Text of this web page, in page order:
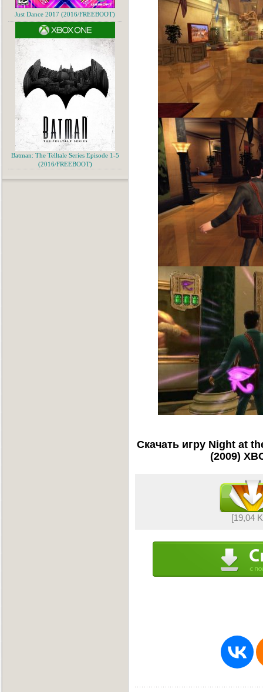
Скачать игру Night at
(2009)
[19,04
Just Dance 2017 (2016/FREEBOOT)
Batman: The Telltale Series Episode 1-5
(2016/FREEBOOT)